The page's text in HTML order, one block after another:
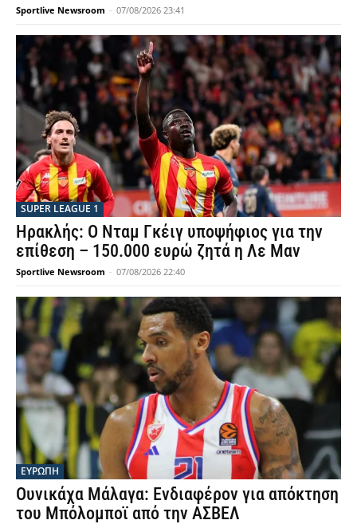
Sportlive Newsroom - 07/08/2026 23:41
SUPER LEAGUE 1
Ηρακλής: Ο Νταμ Γκέιγ υποψήφιος για την
επίθεση – 150.000 ευρώ ζητά η Λε Μαν
Sportlive Newsroom - 07/08/2026 22:40
ΕΥΡΩΠΗ
Ουνικάχα Μάλαγα: Ενδιαφέρον για απόκτηση
του Μπόλομποϊ από την ΑΣΒΕΛ